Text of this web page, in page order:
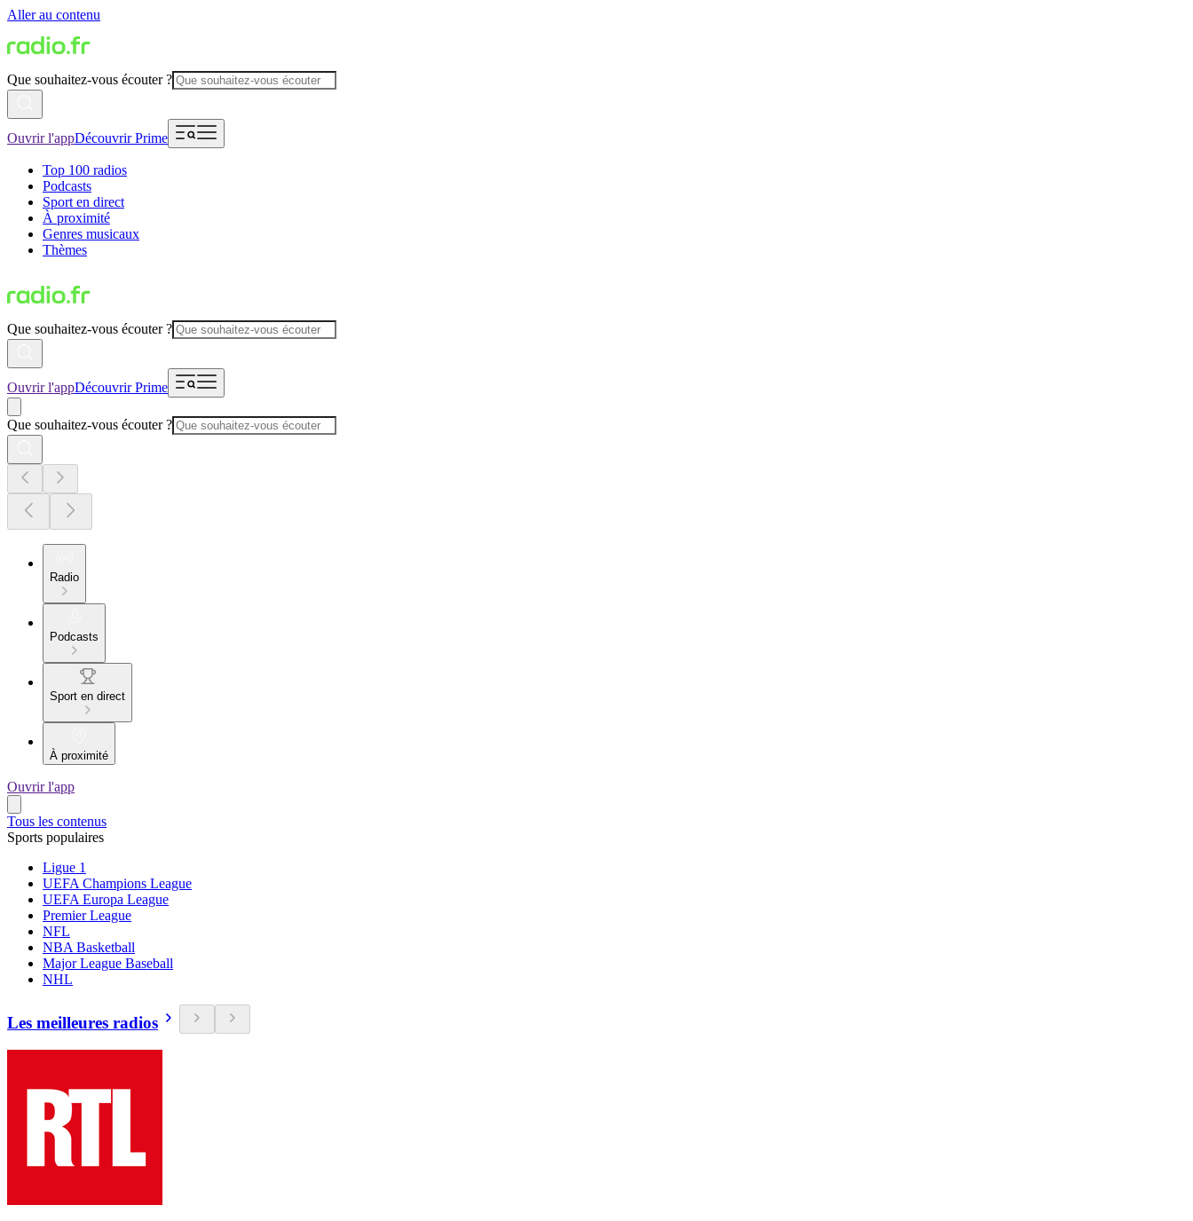
Aller au contenu
Que souhaitez-vous écouter ?
Ouvrir l'appDécouvrir Prime
Top 100 radios
Podcasts
Sport en direct
À proximité
Genres musicaux
Thèmes
Que souhaitez-vous écouter ?
Ouvrir l'appDécouvrir Prime
Que souhaitez-vous écouter ?
Radio
Podcasts
Sport en direct
À proximité
Ouvrir l'app
Tous les contenus
Sports populaires
Ligue 1
UEFA Champions League
UEFA Europa League
Premier League
NFL
NBA Basketball
Major League Baseball
NHL
Les meilleures radios